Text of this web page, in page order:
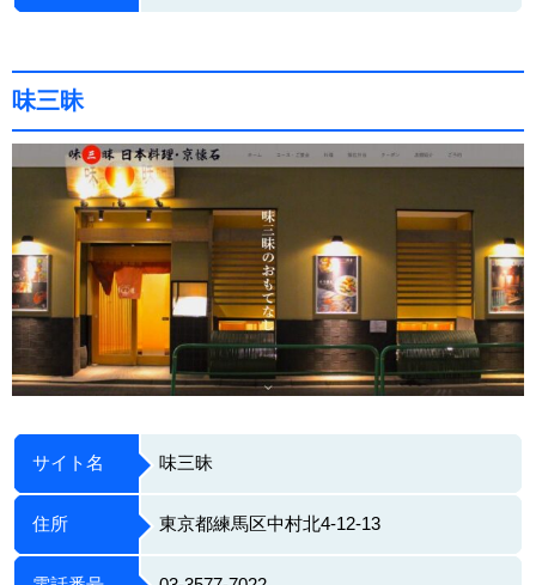
味三昧
サイト名 味三昧
住所 東京都練馬区中村北4-12-13